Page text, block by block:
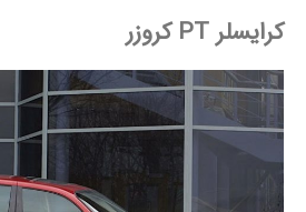
کرایسلر PT کروزر